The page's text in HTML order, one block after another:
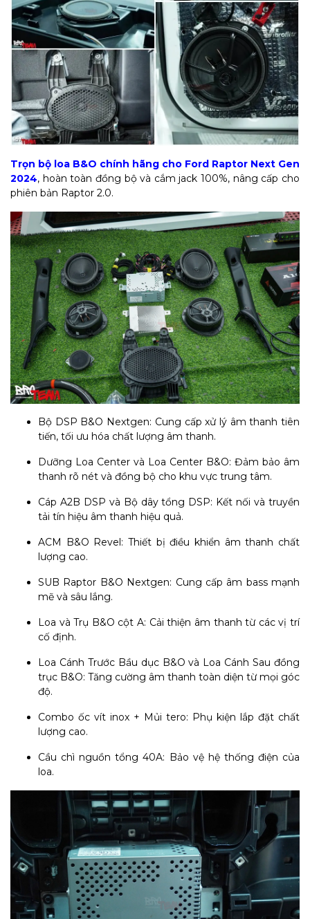
Trọn bộ loa B&O chính hãng cho Ford Raptor Next Gen
2024, hoàn toàn đồng bộ và cắm jack 100%, nâng cấp cho
phiên bản Raptor 2.0.
Bộ DSP B&O Nextgen: Cung cấp xử lý âm thanh tiên
tiến, tối ưu hóa chất lượng âm thanh.
Dưỡng Loa Center và Loa Center B&O: Đảm bảo âm
thanh rõ nét và đồng bộ cho khu vực trung tâm.
Cáp A2B DSP và Bộ dây tổng DSP: Kết nối và truyền
tải tín hiệu âm thanh hiệu quả.
ACM B&O Revel: Thiết bị điều khiển âm thanh chất
lượng cao.
SUB Raptor B&O Nextgen: Cung cấp âm bass mạnh
mẽ và sâu lắng.
Loa và Trụ B&O cột A: Cải thiện âm thanh từ các vị trí
cố định.
Loa Cánh Trước Bầu dục B&O và Loa Cánh Sau đồng
trục B&O: Tăng cường âm thanh toàn diện từ mọi góc
độ.
Combo ốc vít inox + Mủi tero: Phụ kiện lắp đặt chất
lượng cao.
Cầu chì nguồn tổng 40A: Bảo vệ hệ thống điện của
loa.